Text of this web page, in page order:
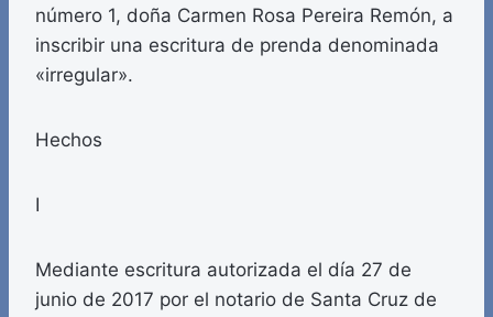
número 1, doña Carmen Rosa Pereira Remón, a
inscribir una escritura de prenda denominada
«irregular».
Hechos
I
Mediante escritura autorizada el día 27 de
junio de 2017 por el notario de Santa Cruz de